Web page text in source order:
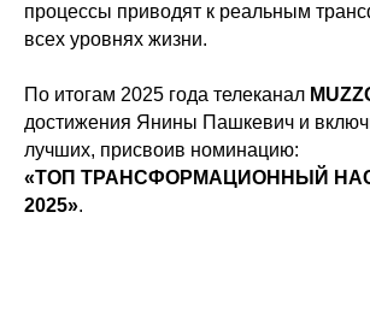
процессы приводят к реальным
всех уровнях жизни.
По итогам 2025 года телеканал
достижения Янины Пашкевич и
лучших, присвоив номинацию:
«ТОП ТРАНСФОРМАЦИОННЫЙ
2025».